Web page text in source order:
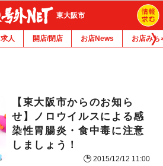
東大阪市
求人 開店/閉店 お店News お店みち
【東大阪市からのお知ら
せ】ノロウイルスによる感
染性胃腸炎・食中毒に注意
しましょう！
2015/12/12 11:00